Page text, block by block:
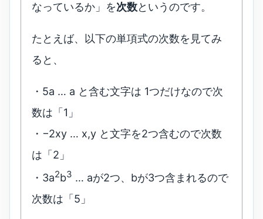
なっているか」を次数というのです。
たとえば、以下の単項式の次数を見てみ
ると、
・5a … a と含む文字は 1つだけなので次
数は「1」
・−2xy … x,y と文字を2つ含むので次数
は「2」
・3a2b3 … aが2つ、bが3つ含まれるので
次数は「5」